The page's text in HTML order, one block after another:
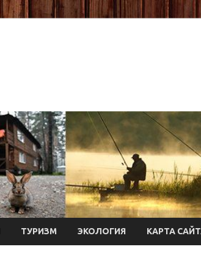
ТУРИЗМ ЭКОЛОГИЯ КАРТА